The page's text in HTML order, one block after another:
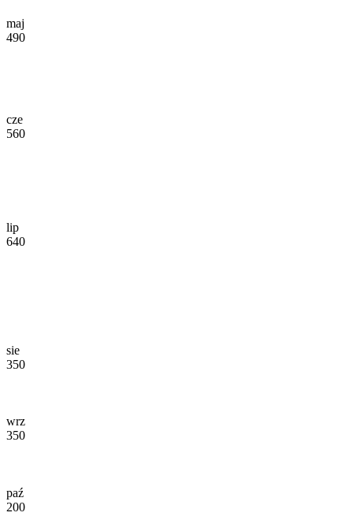
maj
490
cze
560
lip
640
sie
350
wrz
350
paź
200